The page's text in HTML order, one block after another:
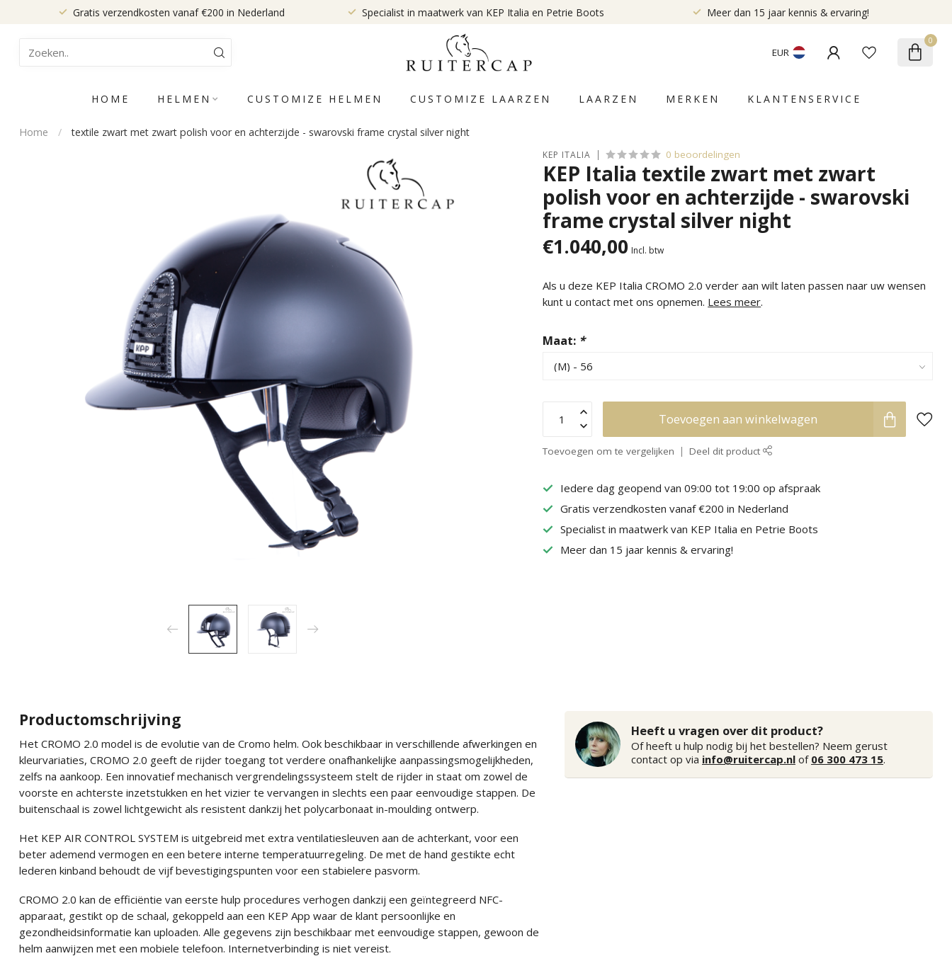
Gratis verzendkosten vanaf €200 in Nederland Specialist in maatwerk van KEP Italia en Petrie Boots Meer dan 15 jaar kennis & ervaring!
EUR
0
HOME HELMEN CUSTOMIZE HELMEN CUSTOMIZE LAARZEN LAARZEN MERKEN KLANTENSERVICE
Home / textile zwart met zwart polish voor en achterzijde - swarovski frame crystal silver night
KEP ITALIA 0 beoordelingen
KEP Italia textile zwart met zwart
polish voor en achterzijde - swarovski
frame crystal silver night
€1.040,00 Incl. btw
Als u deze KEP Italia CROMO 2.0 verder aan wilt laten passen naar uw wensen
kunt u contact met ons opnemen. Lees meer.
Maat: *
Toevoegen aan winkelwagen
Toevoegen om te vergelijken Deel dit product
Iedere dag geopend van 09:00 tot 19:00 op afspraak
Gratis verzendkosten vanaf €200 in Nederland
Specialist in maatwerk van KEP Italia en Petrie Boots
Meer dan 15 jaar kennis & ervaring!
Productomschrijving
Het CROMO 2.0 model is de evolutie van de Cromo helm. Ook beschikbaar in verschillende afwerkingen en
kleurvariaties, CROMO 2.0 geeft de rijder toegang tot verdere onafhankelijke aanpassingsmogelijkheden,
zelfs na aankoop. Een innovatief mechanisch vergrendelingssysteem stelt de rijder in staat om zowel de
voorste en achterste inzetstukken en het vizier te vervangen in slechts een paar eenvoudige stappen. De
buitenschaal is zowel lichtgewicht als resistent dankzij het polycarbonaat in-moulding ontwerp.
Het KEP AIR CONTROL SYSTEM is uitgebreid met extra ventilatiesleuven aan de achterkant, voor een
beter ademend vermogen en een betere interne temperatuurregeling. De met de hand gestikte echt
lederen kinband behoudt de vijf bevestigingspunten voor een stabielere pasvorm.
CROMO 2.0 kan de efficiëntie van eerste hulp procedures verhogen dankzij een geïntegreerd NFC-
apparaat, gestikt op de schaal, gekoppeld aan een KEP App waar de klant persoonlijke en
gezondheidsinformatie kan uploaden. Alle gegevens zijn beschikbaar met eenvoudige stappen, gewoon de
helm aanwijzen met een mobiele telefoon. Internetverbinding is niet vereist.
Heeft u vragen over dit product?
Of heeft u hulp nodig bij het bestellen? Neem gerust
contact op via info@ruitercap.nl of 06 300 473 15.